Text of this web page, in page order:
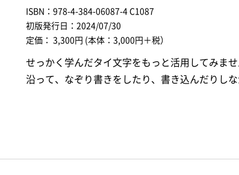
ISBN：978-4-384-06087-4 C1087
初版発行日：2024/07/30
定価： 3,300円 (本体：3,000円＋税）
せっかく学んだタイ文字をもっと活用してみま
沿って、なぞり書きをしたり、書き込んだりし